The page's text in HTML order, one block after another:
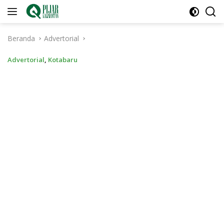
Langsung
Beranda
Advertorial
Advertorial, Kotabaru